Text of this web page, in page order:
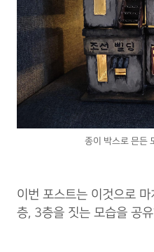
종이 박스로 믄든
이번 포스트는 이것으로
층, 3층을 짓는 모습을 공유